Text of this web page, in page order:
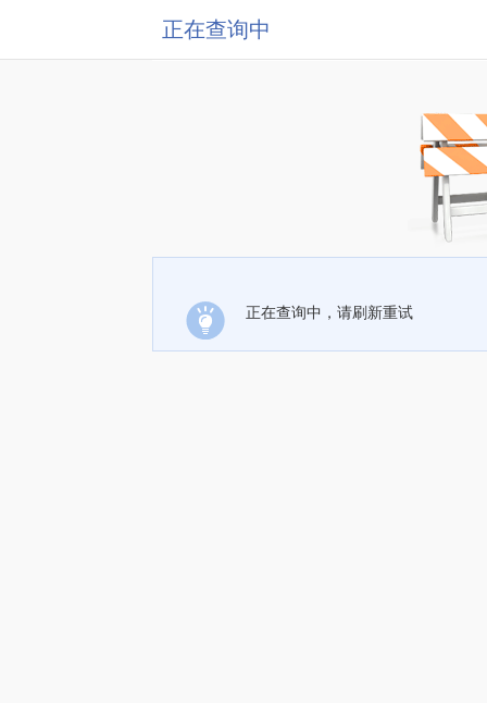
正在查询中
正在查询中，请刷新重试